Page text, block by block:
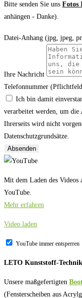
Bitte senden Sie uns Fotos
anhängen - Danke).
Datei-Anhang (jpg, jpeg,
Ihre Nachricht
Telefonnummer
Ich bin damit
verarbeitet werden, um
Ihrerseits wird nicht
Datenschutzgrundsätze.
Absenden
Mit dem Laden des Videos
YouTube.
Mehr erfahren
Video laden
YouTube immer entsperren
LETO Kunststoff-
Unsere maßgefertigten
(Fensterscheiben aus